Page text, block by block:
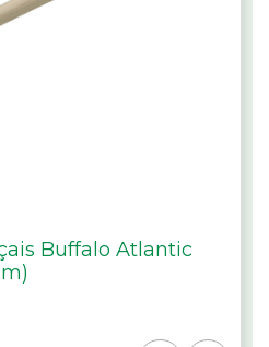
Buffalo Atlantic